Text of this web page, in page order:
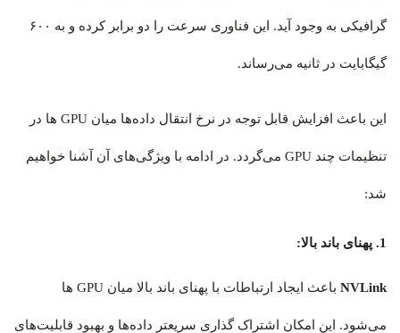
گرافیکی به وجود آید. این فناوری سرعت را دو برابر کرده و به ۶۰۰
گیگابایت در ثانیه می‌رساند.
این باعث افزایش قابل توجه در نرخ انتقال داده‌ها میان GPU ها در
تنظیمات چند GPU می‌گردد. در ادامه با ویژگی‌های آن آشنا خواهیم
شد:
1. پهنای باند بالا:
NVLink باعث ایجاد ارتباطات با پهنای باند بالا میان GPU ها
می‌شود. این امکان اشتراک گذاری سریعتر داده‌ها و بهبود قابلیت‌های